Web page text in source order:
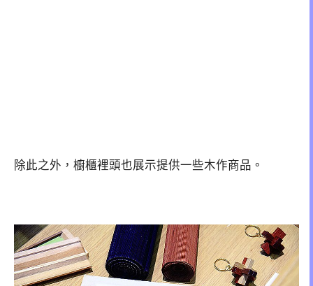
除此之外，櫥櫃裡頭也展示提供一些木作商品。